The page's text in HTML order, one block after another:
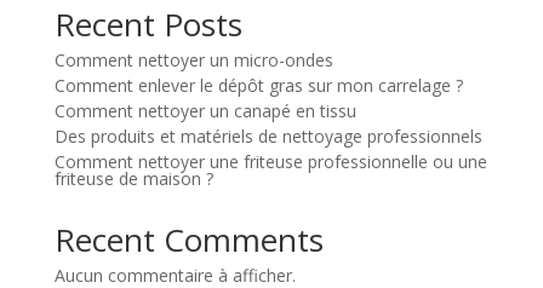
Recent Posts
Comment nettoyer un micro-ondes
Comment enlever le dépôt gras sur mon carrelage ?
Comment nettoyer un canapé en tissu
Des produits et matériels de nettoyage professionnels
Comment nettoyer une friteuse professionnelle ou une
friteuse de maison ?
Recent Comments
Aucun commentaire à afficher.